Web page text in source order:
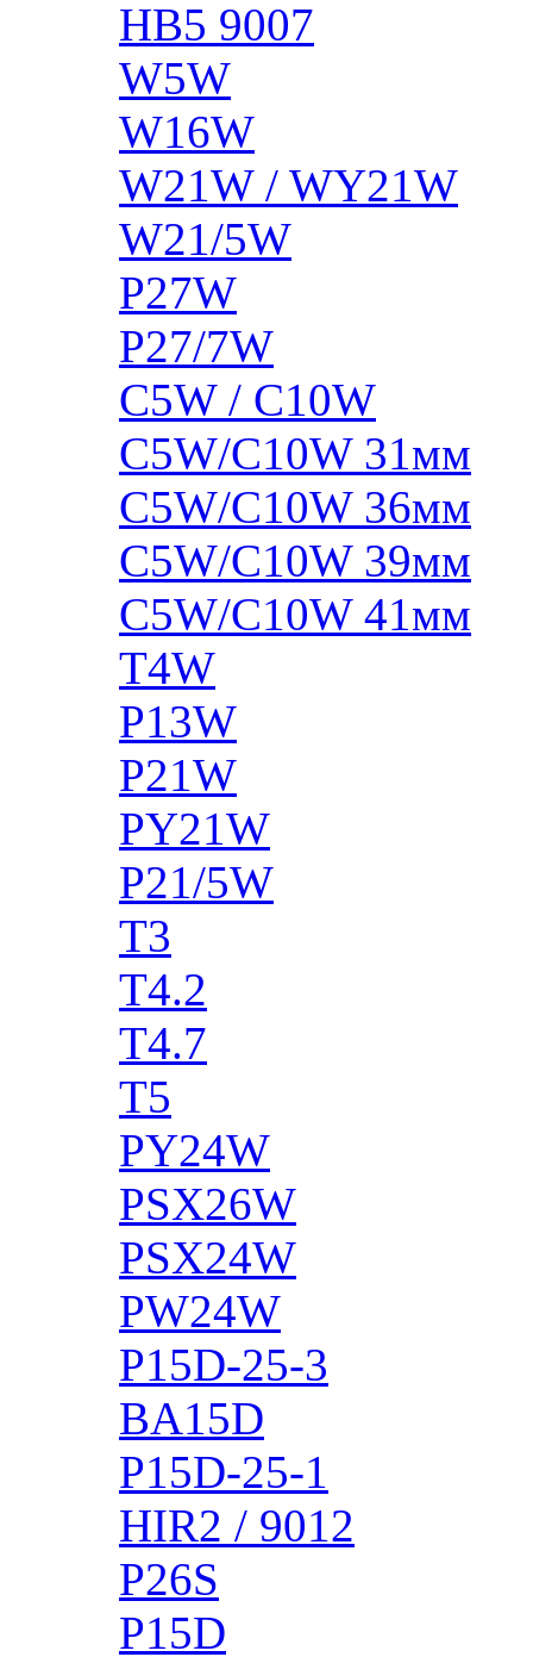
HB5 9007
W5W
W16W
W21W / WY21W
W21/5W
P27W
P27/7W
C5W / C10W
C5W/C10W 31мм
C5W/C10W 36мм
C5W/C10W 39мм
C5W/C10W 41мм
T4W
P13W
P21W
PY21W
P21/5W
T3
T4.2
T4.7
T5
PY24W
PSX26W
PSX24W
PW24W
P15D-25-3
BA15D
P15D-25-1
HIR2 / 9012
P26S
P15D